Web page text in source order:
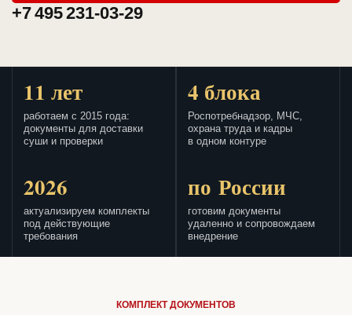
+7 495 231-03-29
11 лет
работаем с 2015 года:
документы для доставки
суши и проверки
4 блока
Роспотребнадзор, МЧС,
охрана труда и кадры
в одном контуре
2026
актуализируем комплекты
под действующие
требования
по России
готовим документы
удаленно и сопровождаем
внедрение
КОМПЛЕКТ ДОКУМЕНТОВ